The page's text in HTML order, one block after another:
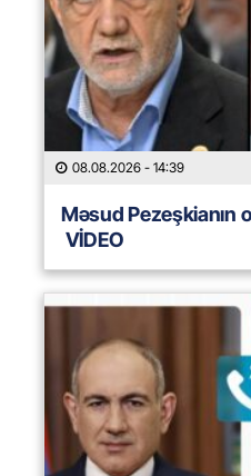
08.08.2026 - 14:39
Məsud Pezeşkianın
VİDEO